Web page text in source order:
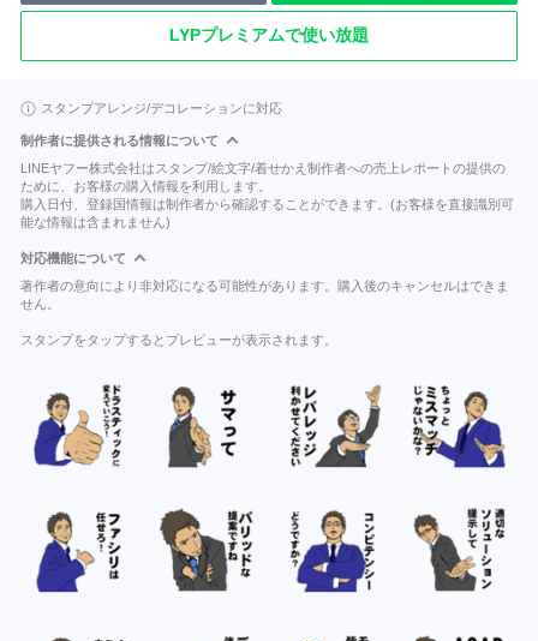
LYPプレミアムで使い放題
スタンプアレンジ/デコレーションに対応
制作者に提供される情報について
LINEヤフー株式会社はスタンプ/絵文字/着せかえ制作者への売上レポートの提供の
ために、お客様の購入情報を利用します。
購入日付、登録国情報は制作者から確認することができます。(お客様を直接識別可
能な情報は含まれません)
対応機能について
著作者の意向により非対応になる可能性があります。購入後のキャンセルはできま
せん。
スタンプをタップするとプレビューが表示されます。